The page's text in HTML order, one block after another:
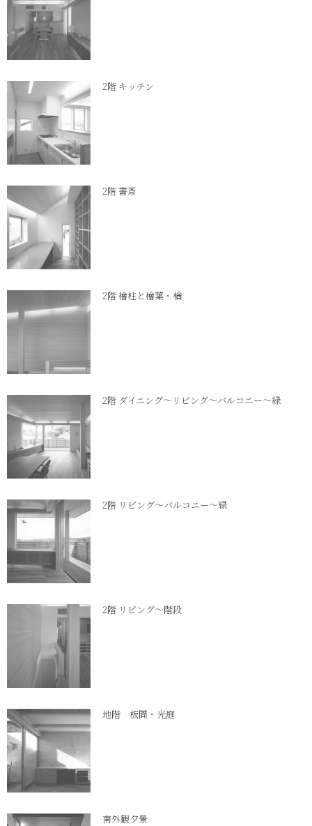
2階 キッチン
2階 書斎
2階 檜柱と檜葉・楢
2階 ダイニング～リビング～バルコニー～緑
2階 リビング～バルコニー～緑
2階 リビング～階段
地階 板間・光庭
南外観夕景